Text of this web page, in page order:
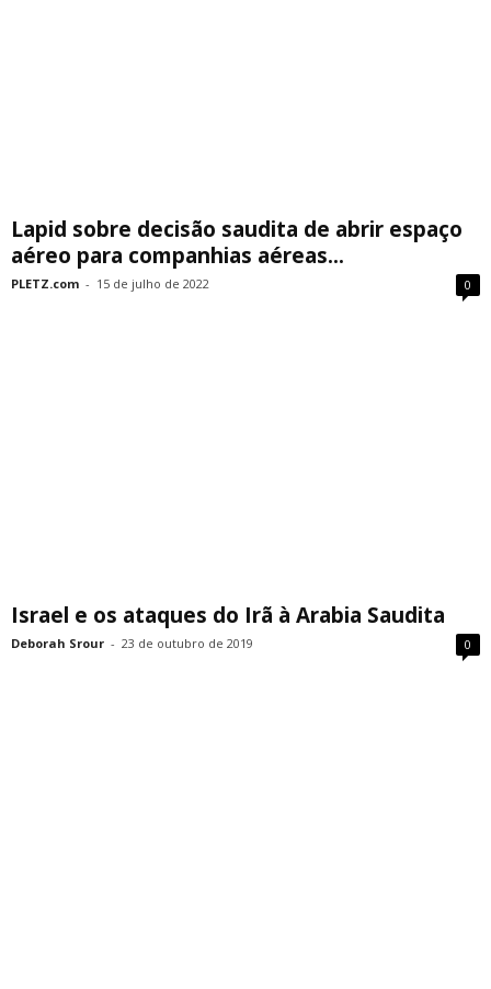
Lapid sobre decisão saudita de abrir espaço
aéreo para companhias aéreas...
PLETZ.com - 15 de julho de 2022 0
Israel e os ataques do Irã à Arabia Saudita
Deborah Srour - 23 de outubro de 2019 0